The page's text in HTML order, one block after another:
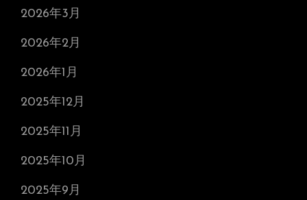
2026年3月
2026年2月
2026年1月
2025年12月
2025年11月
2025年10月
2025年9月